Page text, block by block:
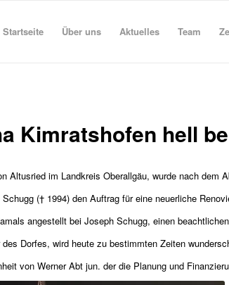
Startseite Über uns Aktuelles Team
Kimratshofen hell
im Landkreis Oberallgäu, wurde nach dem
(† 1994) den Auftrag für eine neuerliche
angestellt bei Joseph Schugg, einen
Dorfes, wird heute zu bestimmten Zeiten
von Werner Abt jun. der die Planung und